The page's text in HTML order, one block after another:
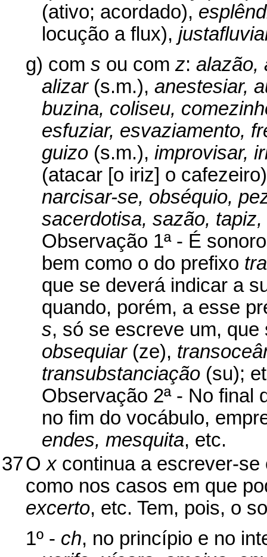
(ativo; acordado),
locução a flux),
g) com s ou com z: alazão,
alizar(s.m.), anestesiar,
buzina, coliseu,
esfuziar, esvaziamento,
guizo (s.m.), improvisar,
(atacar [o iriz] o
narcisar-se, obséquio,
sacerdotisa, sazão,
Observação 1ª - É
bem como o do prefixo
que se deverá indicar a
quando, porém, a esse
s, só se escreve um,
obsequiar(ze),
transubstanciação (su);
Observação 2ª - No final
no fim do vocábulo,
endes, mesquita, etc.
37Oxcontinua a escrever-se
como nos casos em que
excerto, etc. Tem, pois, o
1º - ch, no princípio e no